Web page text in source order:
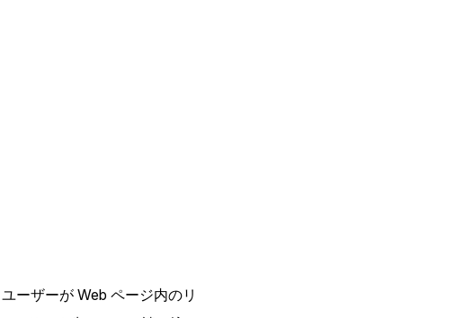
ーザーが Web ページ内のリ